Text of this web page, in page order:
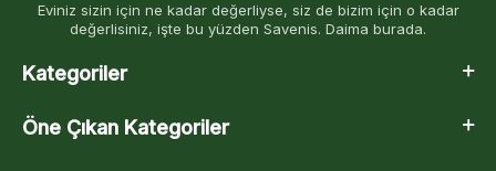
Eviniz sizin için ne kadar değerliyse, siz de bizim için o kadar
değerlisiniz, işte bu yüzden Savenis. Daima burada.
Kategoriler
Öne Çıkan Kategoriler